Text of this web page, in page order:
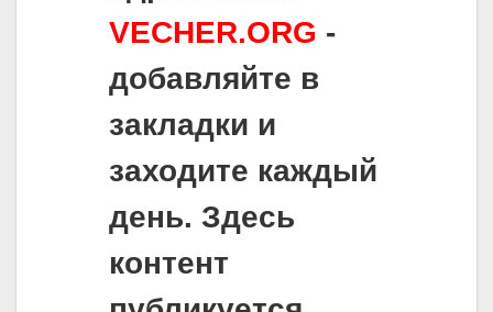
VECHER.ORG -
добавляйте в
закладки и
заходите каждый
день. Здесь
контент